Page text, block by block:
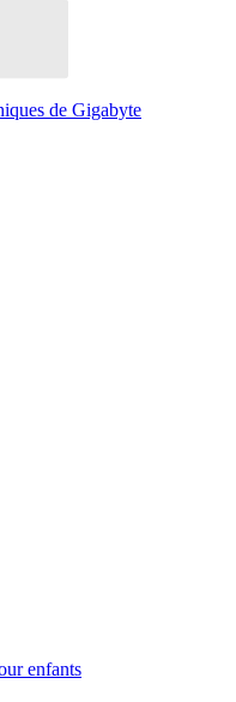
de Gigabyte
enfants